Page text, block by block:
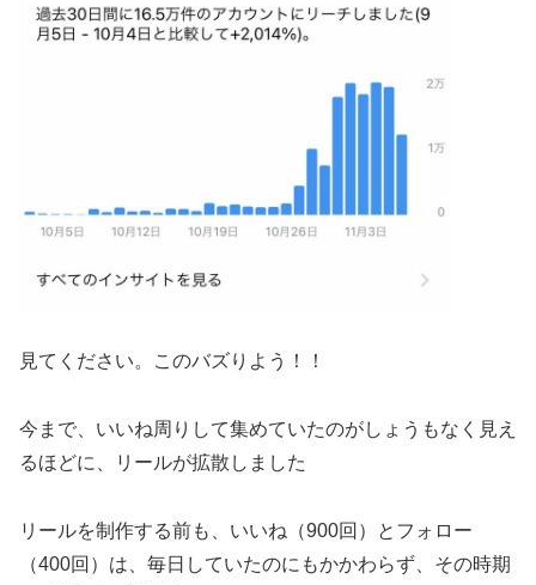
見てください。このバズりよう！！
今まで、いいね周りして集めていたのがしょうもなく見え
るほどに、リールが拡散しました
リールを制作する前も、いいね（900回）とフォロー
（400回）は、毎日していたのにもかかわらず、その時期